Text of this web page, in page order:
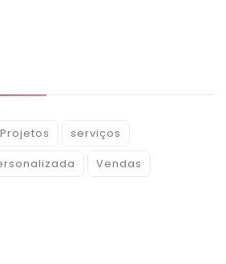
Projetos
serviços
Vendas